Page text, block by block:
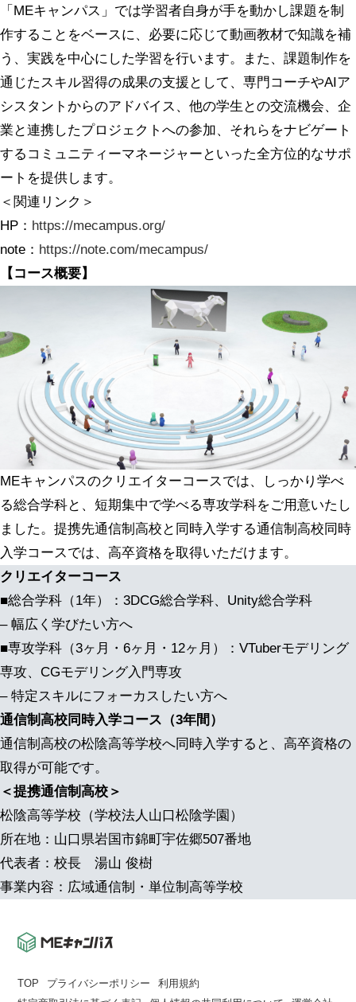
「MEキャンパス」では学習者自身が手を動かし課題を制
作することをベースに、必要に応じて動画教材で知識を補
う、実践を中心にした学習を行います。また、課題制作を
通じたスキル習得の成果の支援として、専門コーチやAIア
シスタントからのアドバイス、他の学生との交流機会、企
業と連携したプロジェクトへの参加、それらをナビゲート
するコミュニティーマネージャーといった全方位的なサポ
ートを提供します。
＜関連リンク＞
HP： https://mecampus.org/
note： https://note.com/mecampus/
【コース概要】
MEキャンパスのクリエイターコースでは、しっかり学べ
る総合学科と、短期集中で学べる専攻学科をご用意いたし
ました。提携先通信制高校と同時入学する通信制高校同時
入学コースでは、高卒資格を取得いただけます。
クリエイターコース
■総合学科（1年）：3DCG総合学科、Unity総合学科
– 幅広く学びたい方へ
■専攻学科（3ヶ月・6ヶ月・12ヶ月）：VTuberモデリング
専攻、CGモデリング入門専攻
– 特定スキルにフォーカスしたい方へ
通信制高校同時入学コース（3年間）
通信制高校の松陰高等学校へ同時入学すると、高卒資格の
取得が可能です。
＜提携通信制高校＞
松陰高等学校（学校法人山口松陰学園）
所在地：山口県岩国市錦町宇佐郷507番地
代表者：校長 湯山 俊樹
事業内容：広域通信制・単位制高等学校
TOP プライバシーポリシー
利用規約